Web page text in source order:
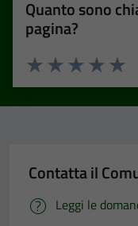
Quanto sono
pagina?
Valuta 4
Valuta 3
Valuta 2 stelle
Valuta 1 stelle su 5
Contatta il
Leggi le